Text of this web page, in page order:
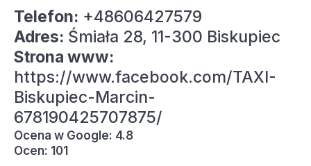
Telefon: +48606427579
Adres: Śmiała 28, 11-300 Biskupiec
Strona www:
https://www.facebook.com/TAXI-
Biskupiec-Marcin-
678190425707875/
Ocena w Google: 4.8
Ocen: 101